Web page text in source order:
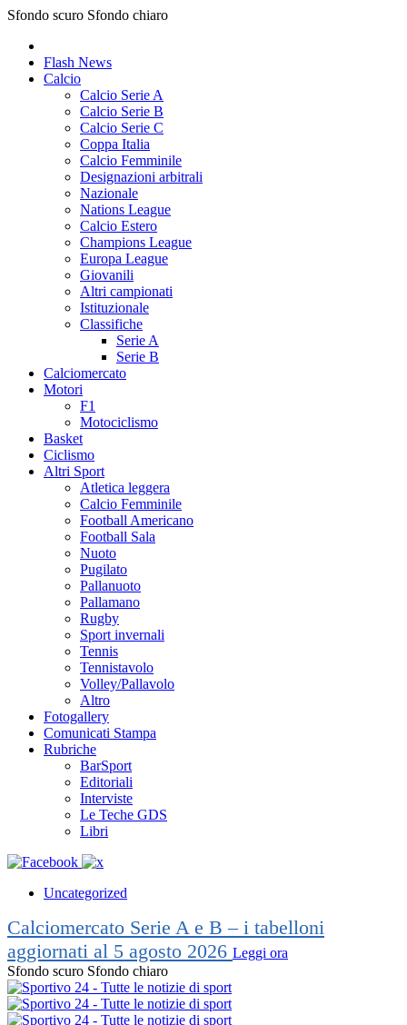
Sfondo scuro Sfondo chiaro
Flash News
Calcio
Calcio Serie A
Calcio Serie B
Calcio Serie C
Coppa Italia
Calcio Femminile
Designazioni arbitrali
Nazionale
Nations League
Calcio Estero
Champions League
Europa League
Giovanili
Altri campionati
Istituzionale
Classifiche
Serie A
Serie B
Calciomercato
Motori
F1
Motociclismo
Basket
Ciclismo
Altri Sport
Atletica leggera
Calcio Femminile
Football Americano
Football Sala
Nuoto
Pugilato
Pallanuoto
Pallamano
Rugby
Sport invernali
Tennis
Tennistavolo
Volley/Pallavolo
Altro
Fotogallery
Comunicati Stampa
Rubriche
BarSport
Editoriali
Interviste
Le Teche GDS
Libri
Uncategorized
Calciomercato Serie A e B – i tabelloni
aggiornati al 5 agosto 2026 Leggi ora
Sfondo scuro Sfondo chiaro